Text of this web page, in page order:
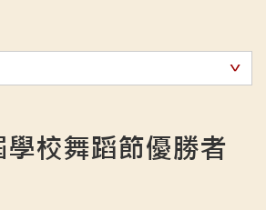
校舞蹈節優勝者